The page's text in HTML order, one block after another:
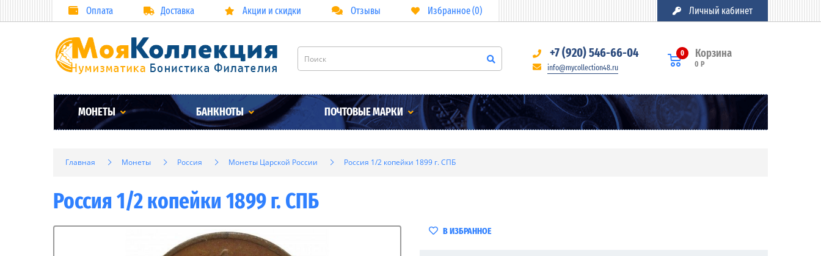
Оплата Доставка Акции и скидки Отзывы Избранное (0) Личный кабинет
+7 (920) 546-66-04
info@mycollection48.ru
Корзина
0
0 Р
МОНЕТЫ БАНКНОТЫ ПОЧТОВЫЕ МАРКИ
Главная Монеты Россия Монеты Царской России Россия 1/2 копейки 1899 г. СПБ
Россия 1/2 копейки 1899 г. СПБ
В ИЗБРАННОЕ